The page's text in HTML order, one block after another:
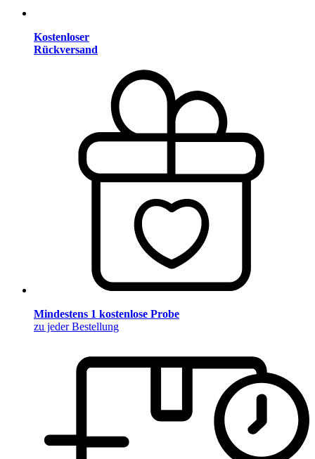
Kostenloser
Rückversand
Mindestens 1 kostenlose Probe
zu jeder Bestellung